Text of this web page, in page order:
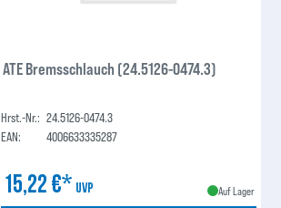
ATE Bremsschlauch (24.5126-0474.3)
Hrst.-Nr.: 24.5126-0474.3
EAN:
4006633335287
15,22 €* UVP Auf Lager